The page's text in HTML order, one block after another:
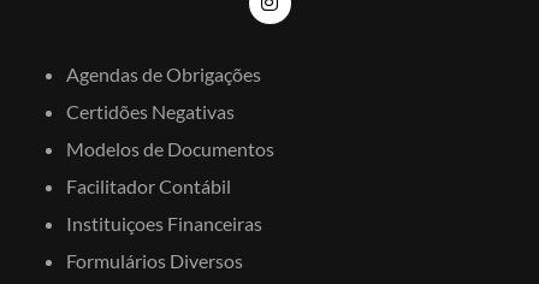
Agendas de Obrigações
Certidões Negativas
Modelos de Documentos
Facilitador Contábil
Instituiçoes Financeiras
Formulários Diversos